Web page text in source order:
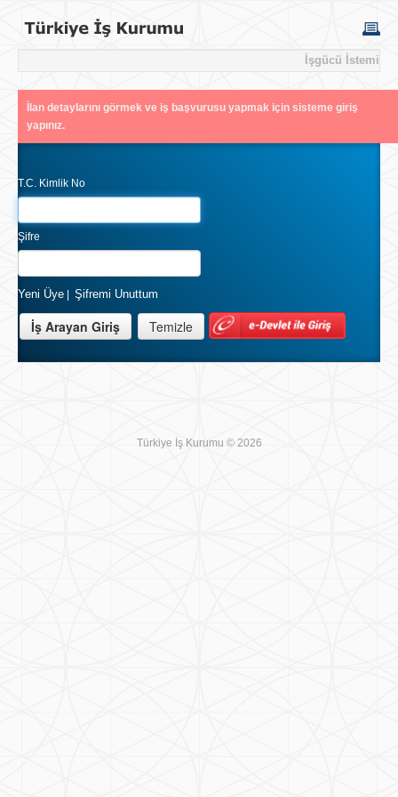
İşgücü İstemi
İlan detaylarını görmek ve iş başvurusu yapmak için sisteme giriş
yapınız.
T.C. Kimlik No
Şifre
Yeni Üye Şifremi Unuttum
Türkiye İş Kurumu © 2026